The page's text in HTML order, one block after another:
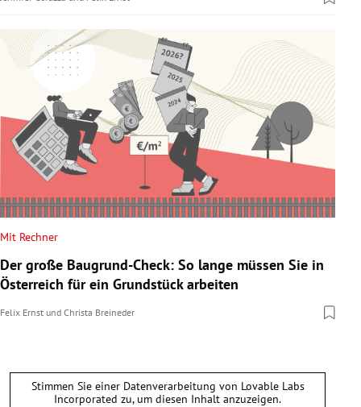
Mit Rechner
Der große Baugrund-Check: So lange müssen Sie in
Österreich für ein Grundstück arbeiten
Felix Ernst und Christa Breineder
Stimmen Sie einer Datenverarbeitung von Lovable Labs
Incorporated zu, um diesen Inhalt anzuzeigen.